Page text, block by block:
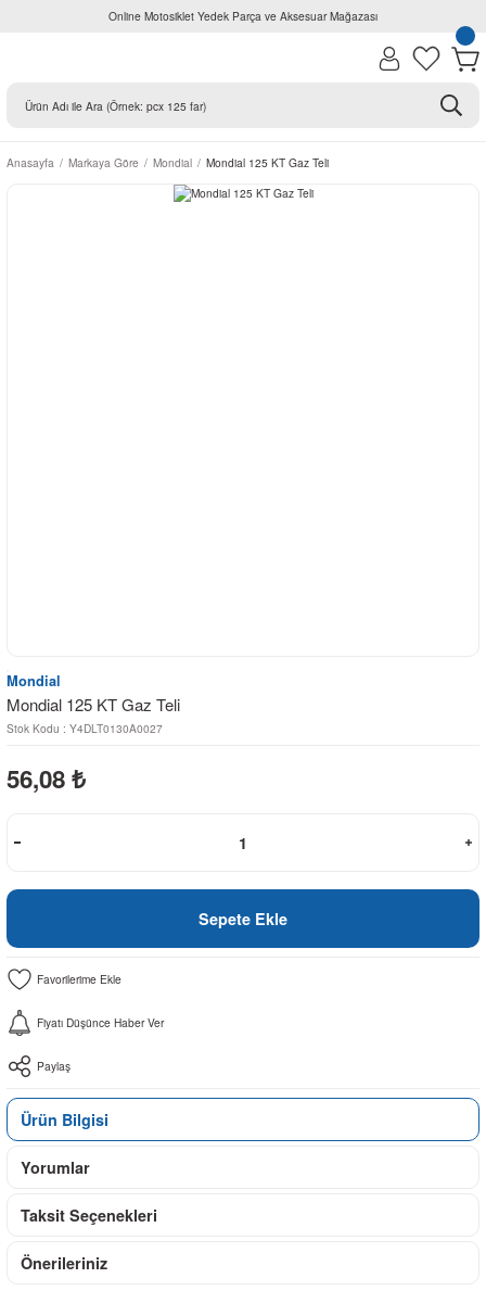
Online Motosiklet Yedek Parça ve Aksesuar Mağazası
Anasayfa Markaya Göre Mondial Mondial 125 KT Gaz Teli
Mondial
Mondial 125 KT Gaz Teli
Stok Kodu : Y4DLT0130A0027
56,08 ₺
Sepete Ekle
Fiyatı Düşünce Haber Ver
Paylaş
Ürün Bilgisi
Yorumlar
Taksit Seçenekleri
Önerileriniz